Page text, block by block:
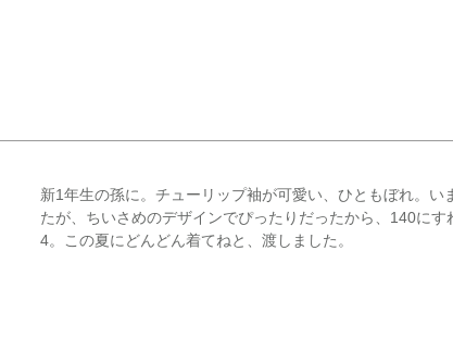
新1年生の孫に。チューリップ袖が可愛い、ひともぼれ。い
たが、ちいさめのデザインでぴったりだったから、140に
4。この夏にどんどん着てねと、渡しました。